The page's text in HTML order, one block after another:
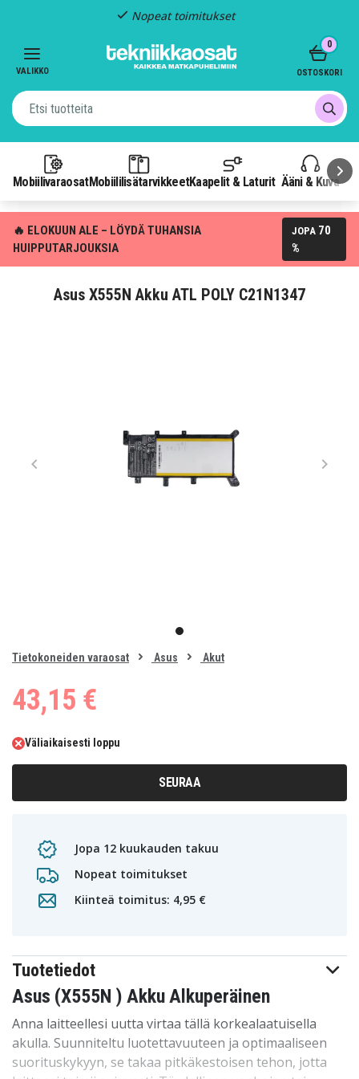
Nopeat toimitukset
VALIKKO
MobiilivaraosatMobiililisätarvikkeetKaapelit & Laturit Ääni & Kuva
0
OSTOSKORI
🔥 ELOKUUN ALE – LÖYDÄ TUHANSIA
HUIPPUTARJOUKSIA
JOPA 70
%
Asus X555N Akku ATL POLY C21N1347
item
of
Tietokoneiden varaosat Asus Akut
43,15 €
Väliaikaisesti loppu
SEURAA
Jopa 12 kuukauden takuu
Nopeat toimitukset
Kiinteä toimitus: 4,95 €
Tuotetiedot
Asus (X555N ) Akku Alkuperäinen
Anna laitteellesi uutta virtaa tällä korkealaatuisella
akulla. Suunniteltu luotettavuuteen ja optimaaliseen
suorituskykyyn, se takaa pitkäkestoisen tehon, jotta